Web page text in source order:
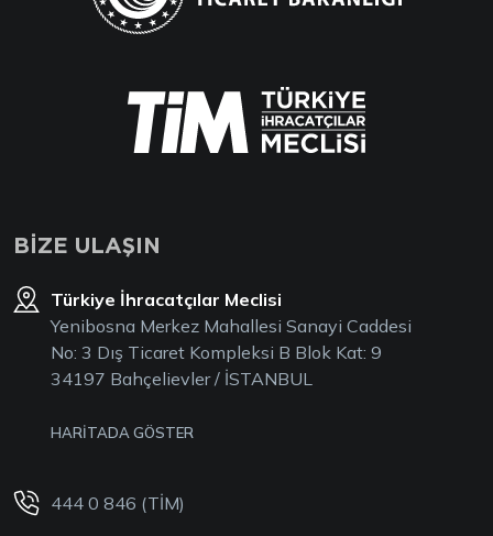
BİZE ULAŞIN
Türkiye İhracatçılar Meclisi
Yenibosna Merkez Mahallesi Sanayi Caddesi
No: 3 Dış Ticaret Kompleksi B Blok Kat: 9
34197 Bahçelievler / İSTANBUL
HARİTADA GÖSTER
444 0 846 (TİM)